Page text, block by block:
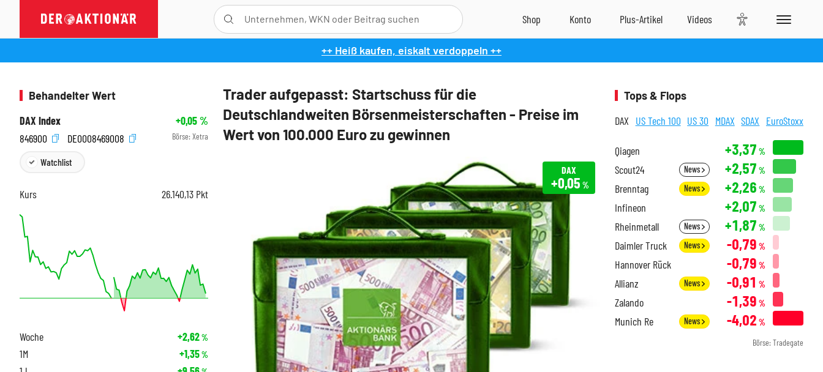
++ Heiß kaufen, eiskalt verdoppeln ++
Trader aufgepasst: Startschuss für die
Deutschlandweiten Börsenmeisterschaften - Preise im
Wert von 100.000 Euro zu gewinnen
DAX
+0,05 %
Behandelter Wert
DAX Index
+0,05%
846900
DE0008469008 Börse: Xetra
Watchlist
Kurs 26.140,13 Pkt
Woche +2,62%
1M +1,35%
Tops & Flops
DAX US Tech 100 US 30 MDAX SDAX EuroStoxx
Qiagen +3,37 %
Scout24 News +2,57 %
Brenntag News +2,26 %
Infineon +2,07 %
Rheinmetall News +1,87 %
Daimler Truck News -0,79 %
Hannover Rück -0,79 %
Allianz News -0,91 %
Zalando -1,39 %
Munich Re News -4,02 %
Börse: Tradegate